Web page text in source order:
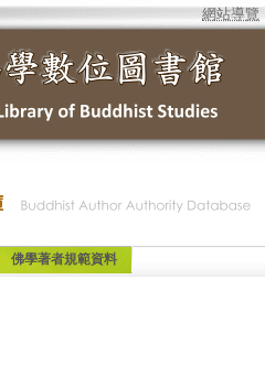
網站導覽
佛學著者規範資料